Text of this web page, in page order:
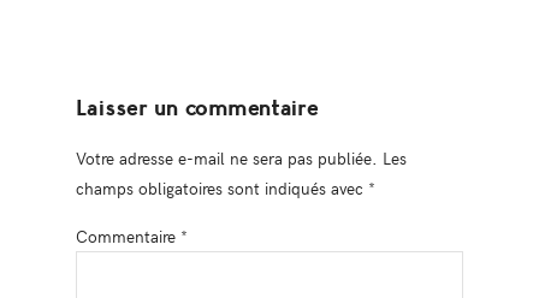
Laisser un commentaire
Votre adresse e-mail ne sera pas publiée. Les
champs obligatoires sont indiqués avec *
Commentaire *